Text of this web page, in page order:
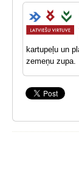
kartupeļu un
zemeņu zupa.